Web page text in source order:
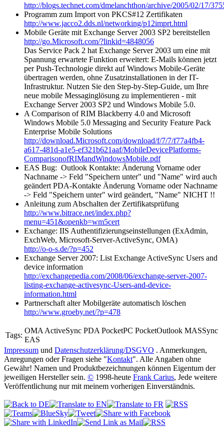
http://blogs.technet.com/dmelanchthon/archive/2005/02/17/
Programm zum Import von PKCS#12 Zertifikaten
http://www.jacco2.dds.nl/networking/p12imprt.html
Mobile Geräte mit Exchange Server 2003 SP2 bereitstellen
http://go.Microsoft.com/?linkid=4848056
Das Service Pack 2 hat Exchange Server 2003 um eine mit
Spannung erwartete Funktion erweitert: E-Mails können jetzt
per Push-Technologie direkt auf Windows Mobile-Geräte
übertragen werden, ohne Zusatzinstallationen in der IT-
Infrastruktur. Nutzen Sie den Step-by-Step-Guide, um Ihre
neue mobile Messaginglösung zu implementieren - mit
Exchange Server 2003 SP2 und Windows Mobile 5.0.
A Comparison of RIM Blackberry 4.0 and Microsoft
Windows Mobile 5.0 Messaging and Security Feature Pack
Enterprise Mobile Solutions
http://download.Microsoft.com/download/f/7/7/f77a4fb4-
a617-481d-a1e5-ef321b621aaf/MobileDevicePlatforms-
ComparisonofRIMandWindowsMobile.pdf
EAS Bug: Outlook Kontakte: Änderung Vorname oder
Nachname -> Feld "Speichern unter" und "Name" wird auch
geändert PDA-Kontakte Änderung Vorname oder Nachname
-> Feld "Speichern unter" wird geändert, "Name" NICHT !!
Anleitung zum Abschalten der Zertifikatsprüfung
http://www.bitrace.net/index.php?
menu=451&openkb=wm5cert
Exchange: IIS Authentifizierungseinstellungen (ExAdmin,
ExchWeb, Microsoft-Server-ActiveSync, OMA)
http://o-o-s.de/?p=452
Exchange Server 2007: List Exchange ActiveSync Users and
device information
http://exchangepedia.com/2008/06/exchange-server-2007-
listing-exchange-activesync-Users-and-device-
information.html
Partnerschaft alter Mobilgeräte automatisch löschen
http://www.groeby.net/?p=478
Tags:
OMA ActiveSync PDA PocketPC PocketOutlook MASSync
EAS
Impressum und Datenschutzerklärung/DSGVO . Anmerkungen,
Anregungen oder Fragen siehe "Kontakt". Alle Angaben ohne
Gewähr! Namen und Produktbezeichnungen können Eigentum der
jeweiligen Hersteller sein. © 1998-heute Frank Carius, Jede weitere
Veröffentlichung nur mit meinem vorherigen Einverständnis.